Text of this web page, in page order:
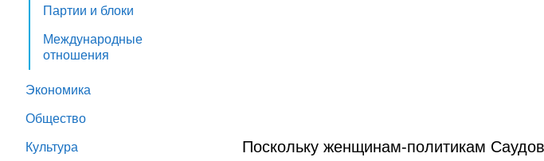
Партии и блоки
Международные
отношения
Экономика
Общество
Культура
Поскольку женщинам-политикам